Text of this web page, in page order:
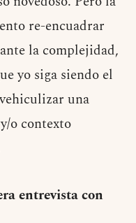
re-encuadrar
la complejidad,
yo siga siendo el
una
o contexto
entrevista con